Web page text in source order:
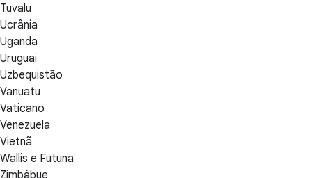
Tuvalu
Ucrânia
Uganda
Uruguai
Uzbequistão
Vanuatu
Vaticano
Venezuela
Vietnã
Wallis e Futuna